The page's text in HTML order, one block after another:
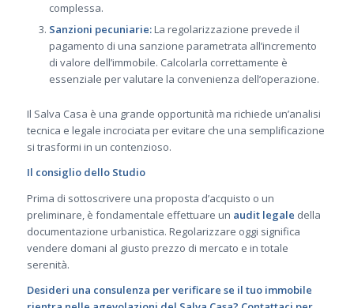
complessa.
Sanzioni pecuniarie:La regolarizzazione prevede il
pagamento di una sanzione parametrata all’incremento
di valore dell’immobile. Calcolarla correttamente è
essenziale per valutare la convenienza dell’operazione.
Il Salva Casa è una grande opportunità ma richiede un’analisi
tecnica e legale incrociata per evitare che una semplificazione
si trasformi in un contenzioso.
Il consiglio dello Studio
Prima di sottoscrivere una proposta d’acquisto o un
preliminare, è fondamentale effettuare un audit legale della
documentazione urbanistica. Regolarizzare oggi significa
vendere domani al giusto prezzo di mercato e in totale
serenità.
Desideri una consulenza per verificare se il tuo immobile